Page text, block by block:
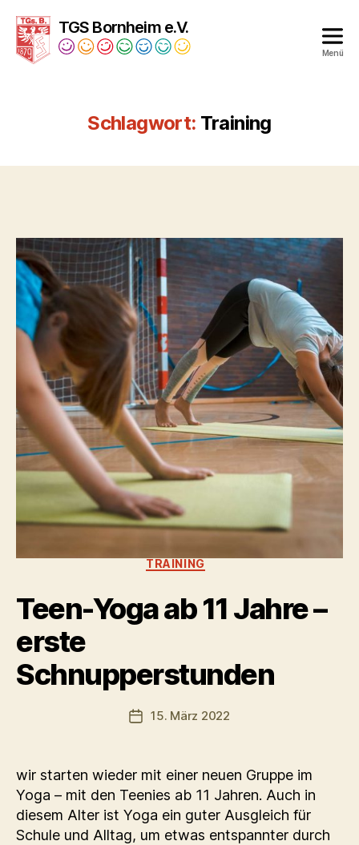
TGS Bornheim e.V.
Menü
Schlagwort: Training
Kategorien TRAINING
Teen-Yoga ab 11 Jahre –
erste
Schnupperstunden
Veröffentlichungsdatum
15. März 2022
wir starten wieder mit einer neuen Gruppe im
Yoga – mit den Teenies ab 11 Jahren. Auch in
diesem Alter ist Yoga ein guter Ausgleich für
Schule und Alltag, um etwas entspannter durch